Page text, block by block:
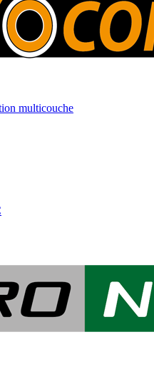
multicouche